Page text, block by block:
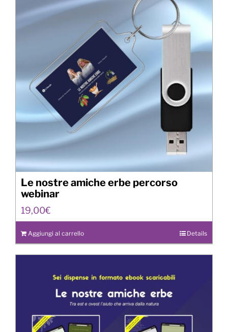
Le nostre amiche erbe percorso
webinar
19,00€
Aggiungi al carrello Details